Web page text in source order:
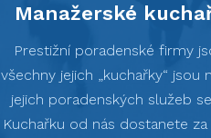
Manažerské
Prestižní poradenské firmy
všechny jejich „kuchařky“
jejich poradenských služeb
Kuchařku od nás dostanete